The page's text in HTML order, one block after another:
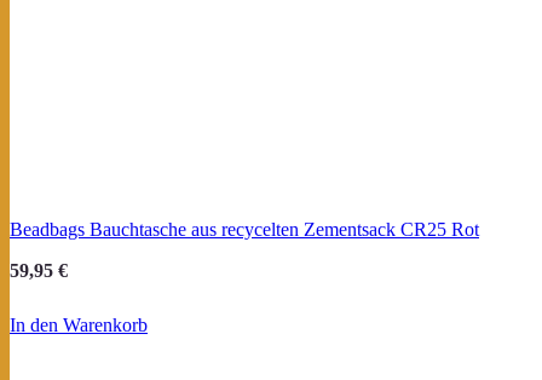
Beadbags Bauchtasche aus recycelten Zementsack CR25 Rot
59,95 €
In den Warenkorb